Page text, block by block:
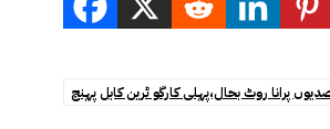
پرانا روٹ بحال،پہلی کارگو ٹرین کابل پہنچ